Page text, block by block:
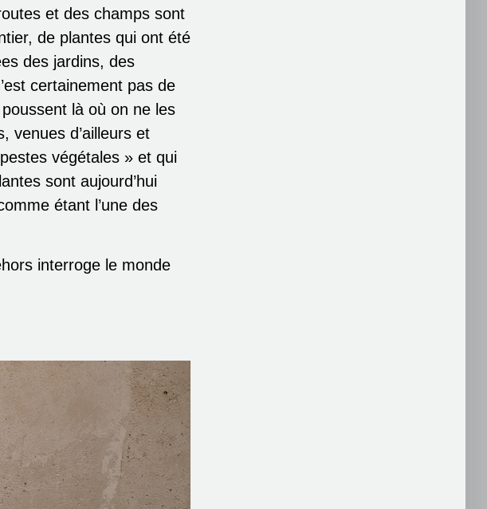
et des champs sont
de plantes qui ont été
des jardins, des
certainement pas de
là où on ne les
venues d’ailleurs et
végétales » et qui
sont aujourd’hui
étant l’une des
interroge le monde